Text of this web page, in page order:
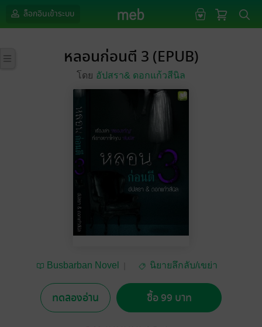
ล็อกอินเข้าระบบ
หลอนก่อนตี 3 (EPUB)
โดย อัปสรา& ดอกแก้วสีนิล
Busbarban Novel
นิยายลึกลับ/เขย่า
ทดลองอ่าน ซื้อ 99 บาท